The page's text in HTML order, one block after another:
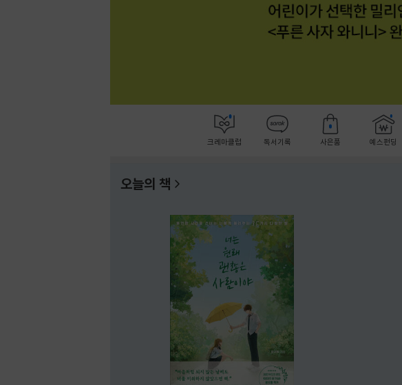
크레마클럽 독서기록 사은품 예스펀딩
오늘의 책